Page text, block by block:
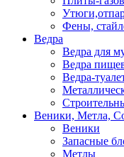
Фены,
Ведра
Ведра для
Ведра
Ведра-
Веники, Метла,
Веники
Запасные
Метлы